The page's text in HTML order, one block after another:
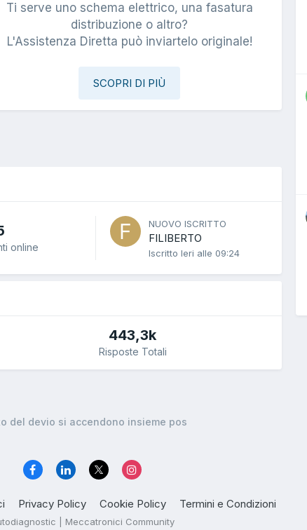
Ti serve uno schema elettrico, una fasatura
distribuzione o altro?
L'Assistenza Diretta può inviartelo originale!
SCOPRI DI PIÙ
online
NUOVO ISCRITTO
FILIBERTO
Iscritto Ieri alle 09:24
443,3k
Risposte Totali
del devio si accendono insieme pos
Privacy Policy Cookie Policy Termini e Condizioni
| Meccatronici Community